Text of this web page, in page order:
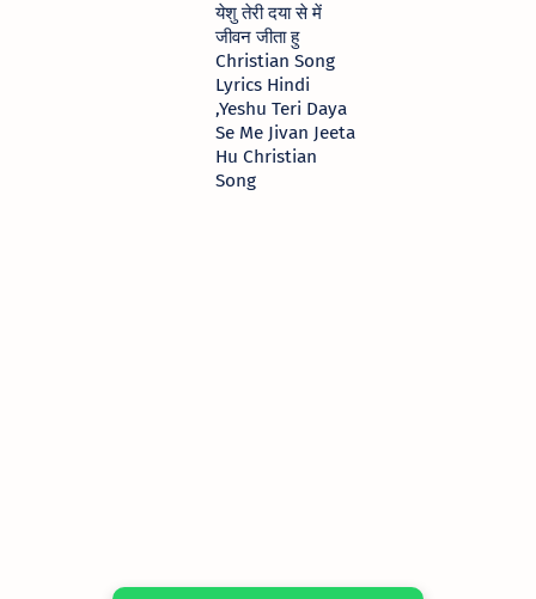
येशु तेरी दया से में
जीवन जीता हु
Christian Song
Lyrics Hindi
,Yeshu Teri Daya
Se Me Jivan Jeeta
Hu Christian
Song